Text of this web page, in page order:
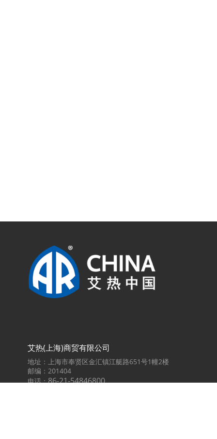
艾热(上海)商贸有限公司
地址：上海市奉贤区金汇镇江艇路651号1幢2楼
邮编：201404
电话：86-21-54846800